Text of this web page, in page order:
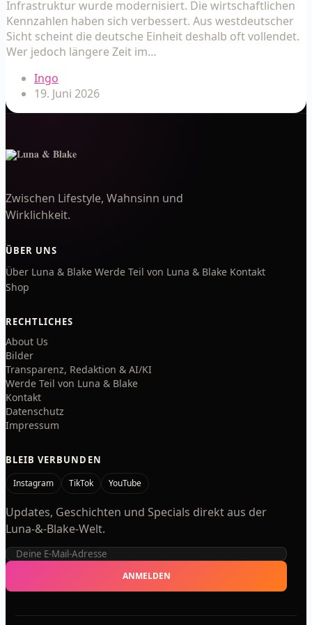
Infrastruktur wurde modernisiert. Die wirtschaftlichen
Kennzahlen haben sich verbessert. Aus westdeutscher
Sicht scheint die deutsche Einheit deshalb oft vollendet.
Wer jedoch längere Zeit im…
Ingo
19. Juni 2026
Zwischen Lifestyle, Wahnsinn und
Wirklichkeit.
ÜBER UNS
Über Luna & Blake Werde Teil von Luna & Blake Kontakt
Shop
RECHTLICHES
About Us
Bilder
Transparenz, Redaktion & AI/KI
Werde Teil von Luna & Blake
Kontakt
Datenschutz
Impressum
BLEIB VERBUNDEN
Instagram TikTok YouTube
Updates, Geschichten und Specials direkt aus der
Luna-&-Blake-Welt.
E-
Mail-
Adresse
ANMELDEN